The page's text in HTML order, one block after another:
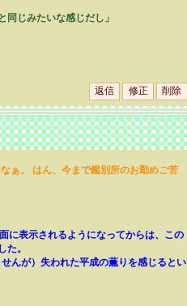
じみたいな感じだし」
ぁ。 はん、今まで鑑別所のお勤めご苦
に表示されるようになってからは、この
。
んが）失われた平成の薫りを感じるとい